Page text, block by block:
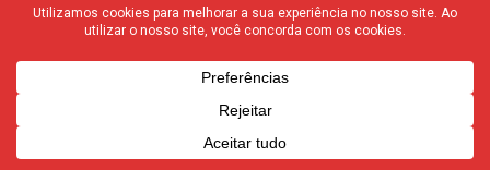
A Universidade Estadual Paulista (Unesp) instaurou uma
apuração preliminar para investigar uma suposta agressão
ocorrida no dia 2 de setembro, no campus de Franca,
envolvendo alunos e o professor Gabriel Cepaluni, do curso
de Relações Internacionais. Segundo informações